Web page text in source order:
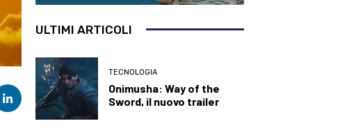
ULTIMI ARTICOLI
TECNOLOGIA
Onimusha: Way of the
Sword, il nuovo trailer